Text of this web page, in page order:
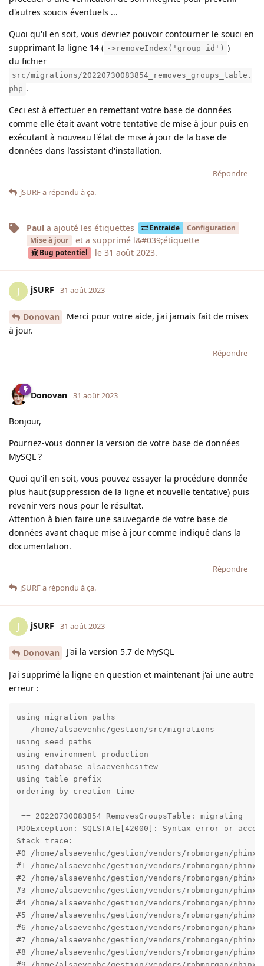
d'autres soucis éventuels ...
Quoi qu'il en soit, vous devriez pouvoir contourner le souci en
supprimant la ligne 14 ( ->removeIndex('group_id') )
du fichier
src/migrations/20220730083854_removes_groups_table.
php .
Ceci est à effectuer en remettant votre base de données
comme elle était avant votre tentative de mise à jour puis en
exécutant à nouveau l'état de mise à jour de la base de
données dans l'assistant d'installation.
Répondre
jSURFa répondu à ça.
Paul a ajouté les étiquettes Entraide
Configuration
Mise à jour
et a supprimé l&#039;étiquette
Bug potentiel le 31 août 2023.
J jSURF 31 août 2023
Donovan
Merci pour votre aide, j'ai jamais fait de mises
à jour.
Répondre
Donovan 31 août 2023
Bonjour,
Pourriez-vous donner la version de votre base de données
MySQL ?
Quoi qu'il en soit, vous pouvez essayer la procédure donnée
plus haut (suppression de la ligne et nouvelle tentative) puis
revenir vers nous pour le résultat.
Attention à bien faire une sauvegarde de votre base de
données avant chaque mise à jour comme indiqué dans la
documentation.
Répondre
jSURFa répondu à ça.
J jSURF 31 août 2023
Donovan J'ai la version 5.7 de MySQL
J'ai supprimé la ligne en question et maintenant j'ai une autre
erreur :
using migration paths
- /home/alsaevenhc/gestion/src/migrations
using seed paths
using environment production
using database alsaevenhcsitew
using table prefix
ordering by creation time
== 20220730083854 RemovesGroupsTable: migrating
PDOException: SQLSTATE[42000]: Syntax error or
Stack trace:
#0 /home/alsaevenhc/gestion/vendors/robmorgan/
#1 /home/alsaevenhc/gestion/vendors/robmorgan/
#2 /home/alsaevenhc/gestion/vendors/robmorgan/
#3 /home/alsaevenhc/gestion/vendors/robmorgan/
#4 /home/alsaevenhc/gestion/vendors/robmorgan/
#5 /home/alsaevenhc/gestion/vendors/robmorgan/
#6 /home/alsaevenhc/gestion/vendors/robmorgan/
#7 /home/alsaevenhc/gestion/vendors/robmorgan/
#8 /home/alsaevenhc/gestion/vendors/robmorgan/